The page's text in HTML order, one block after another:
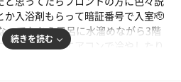
か入浴剤もらって暗証番号で入室🫡
ってたから風呂に水溜めながら3階
行ったり部屋エアコンで冷やしたり
🥳
続きを読む